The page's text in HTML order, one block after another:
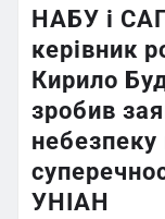
НАБУ і
керівник
Кирило
зробив
небезпеку
УНІАН